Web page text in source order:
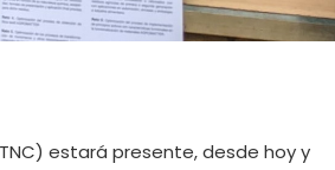
estará presente, desde hoy y